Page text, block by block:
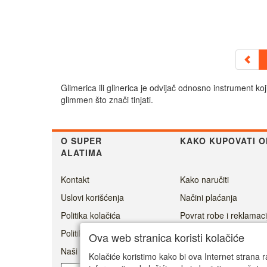
Glimerica ili glinerica je odvijač odnosno instrument
glimmen što znači tinjati.
O SUPER
ALATIMA
KAKO KUPOVATI
Kontakt
Uslovi korišćenja
Politika kolačića
Politika privatnosti
Naši prijatelji
Kako naručiti
Načini plaćanja
Povrat robe i
Cenovnik dostave
Ovlašćeni servisi
Ova web stranica koristi kolačiće
Kolačiće koristimo kako bi ova Internet strana